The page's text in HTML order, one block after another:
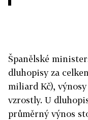
Španělské
dluhopisy za
miliard Kč),
vzrostly. U
průměrný výnos